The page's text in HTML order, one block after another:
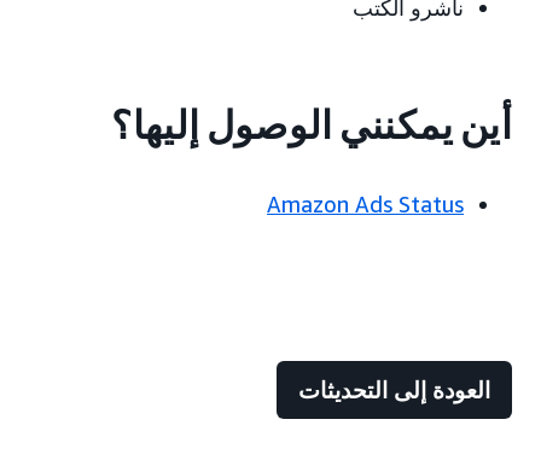
ناشرو الكتب
أين يمكنني الوصول إليها؟
Amazon Ads Status
العودة إلى التحديثات